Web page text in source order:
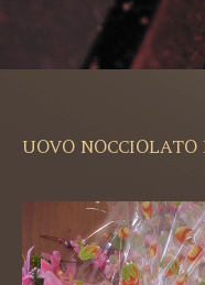
UOVO